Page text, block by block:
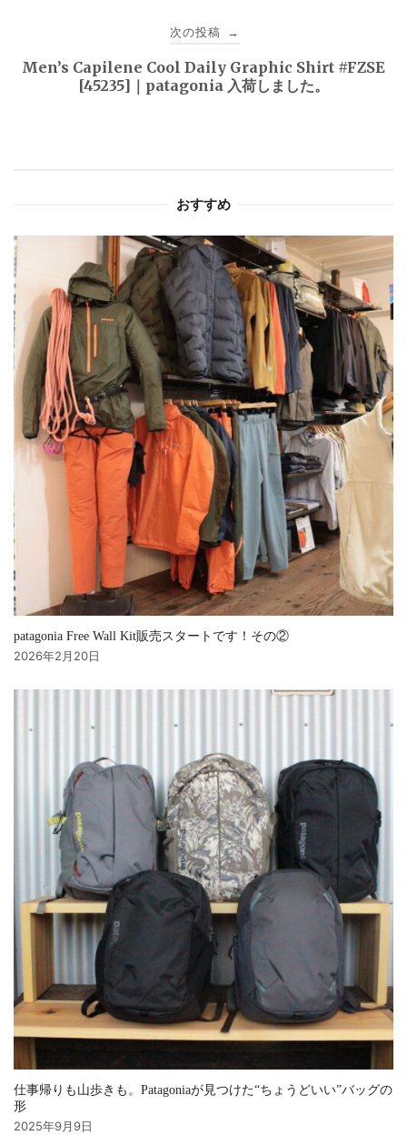
ゲ
次の投稿 →
Men’s Capilene Cool Daily Graphic Shirt #FZSE
[45235]｜patagonia 入荷しました。
おすすめ
patagonia Free Wall Kit販売スタートです！その②
2026年2月20日
仕事帰りも山歩きも。Patagoniaが見つけた“ちょうどいい”バッグの
形
2025年9月9日